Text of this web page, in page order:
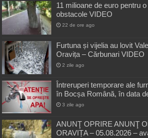
11 milioane de euro pentru
obstacole VIDEO
22 de ore ago
Furtuna și vijelia au lovit
Oravița – Cărbunari VIDEO
2 zile ago
Întreruperi temporare ale
în Bocșa Română, în data
3 zile ago
ANUNŢ OPRIRE ANUNŢ
ORAVIȚA – 05.08.2026 –